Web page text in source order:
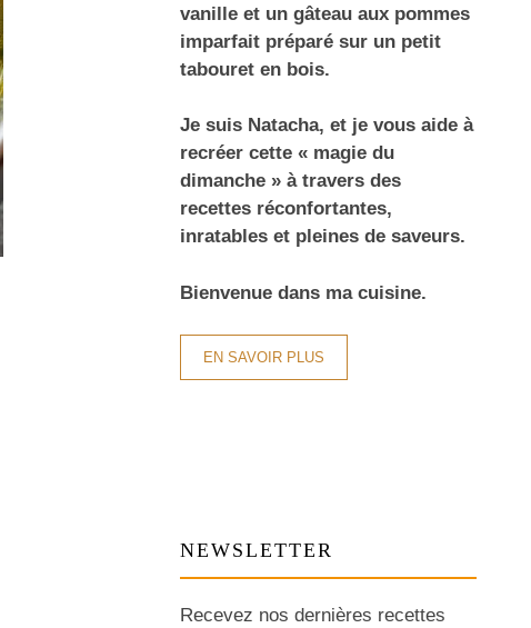
vanille et un gâteau aux pommes
imparfait préparé sur un petit
tabouret en bois.
Je suis Natacha, et je vous aide à
recréer cette « magie du
dimanche » à travers des
recettes réconfortantes,
inratables et pleines de saveurs.
Bienvenue dans ma cuisine.
EN SAVOIR PLUS
NEWSLETTER
Recevez nos dernières recettes